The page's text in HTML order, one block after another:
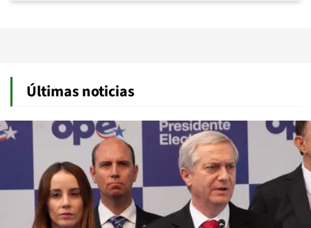
Últimas noticias